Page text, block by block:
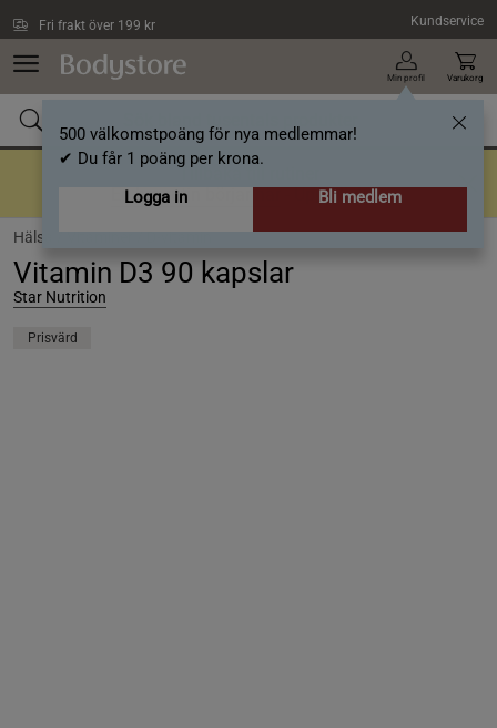
Fri frakt över 199 kr Kundservice
Min profil
500 välkomstpoäng för nya medlemmar!
✔ Du får 1 poäng per krona.
Logga in
Bli medlem
Varukorg
Tillbaka till rutiner
En bra rutin börjar här- Upp till 40%
Hälsa /
Vitamin D3 90 kapslar
Star Nutrition
Prisvärd